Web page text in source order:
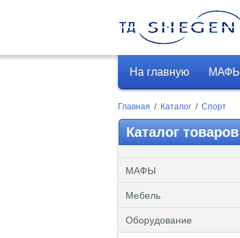
На главную МАФЫ
Главная / Каталог / Спорт
Каталог товаров
МАФЫ
Мебель
Оборудование